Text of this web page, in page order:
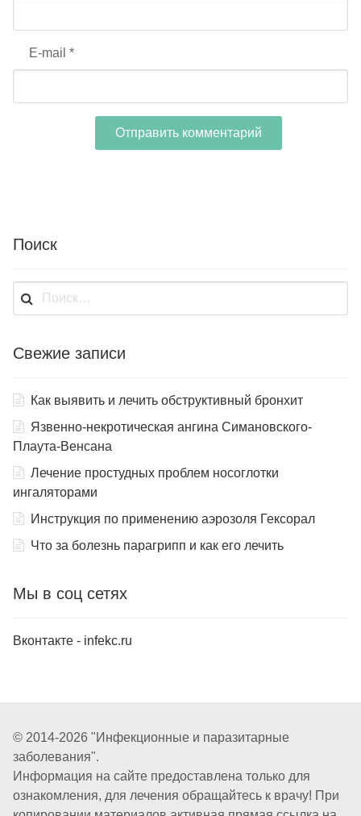
E-mail *
Поиск
Найти:
Свежие записи
Как выявить и лечить обструктивный бронхит
Язвенно-некротическая ангина Симановского-
Плаута-Венсана
Лечение простудных проблем носоглотки
ингаляторами
Инструкция по применению аэрозоля Гексорал
Что за болезнь парагрипп и как его лечить
Мы в соц сетях
Вконтакте - infekc.ru
© 2014-2026 "Инфекционные и паразитарные
заболевания".
Информация на сайте предоставлена только для
ознакомления, для лечения обращайтесь к врачу! При